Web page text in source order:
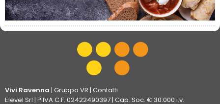
Vivi Ravenna | Gruppo VR | Contatti
Elevel Srl | P.IVA C.F. 02422490397 | Cap. Soc. € 30.000 i.v.